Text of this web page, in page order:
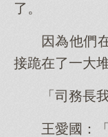
了。
因為他們
接跪在了一大
「司務長
王愛國：